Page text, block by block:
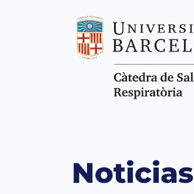
Noticias